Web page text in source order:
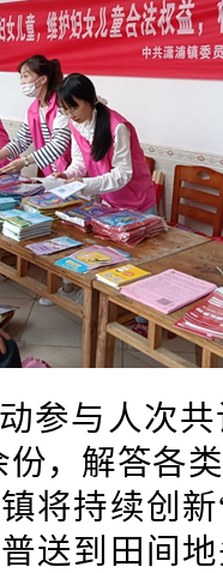
参与人次
，解答各
将持续创
送到田间